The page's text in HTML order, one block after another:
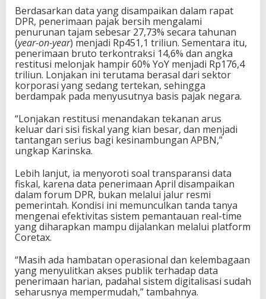
Berdasarkan data yang disampaikan dalam rapat
DPR, penerimaan pajak bersih mengalami
penurunan tajam sebesar 27,73% secara tahunan
(year-on-year) menjadi Rp451,1 triliun. Sementara itu,
penerimaan bruto terkontraksi 14,6% dan angka
restitusi melonjak hampir 60% YoY menjadi Rp176,4
triliun. Lonjakan ini terutama berasal dari sektor
korporasi yang sedang tertekan, sehingga
berdampak pada menyusutnya basis pajak negara.
“Lonjakan restitusi menandakan tekanan arus
keluar dari sisi fiskal yang kian besar, dan menjadi
tantangan serius bagi kesinambungan APBN,”
ungkap Karinska.
Lebih lanjut, ia menyoroti soal transparansi data
fiskal, karena data penerimaan April disampaikan
dalam forum DPR, bukan melalui jalur resmi
pemerintah. Kondisi ini memunculkan tanda tanya
mengenai efektivitas sistem pemantauan real-time
yang diharapkan mampu dijalankan melalui platform
Coretax.
“Masih ada hambatan operasional dan kelembagaan
yang menyulitkan akses publik terhadap data
penerimaan harian, padahal sistem digitalisasi sudah
seharusnya mempermudah,” tambahnya.